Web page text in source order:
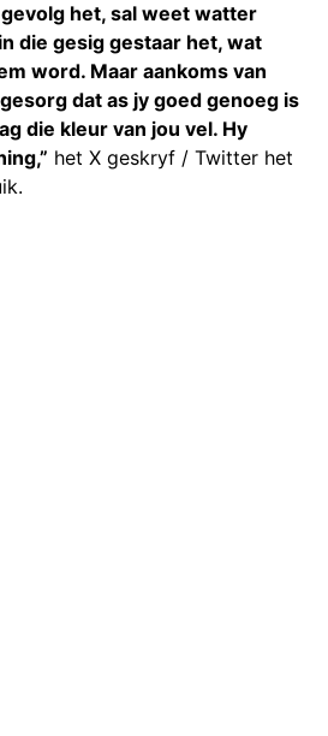
het, sal weet watter
die gesig gestaar het, wat
word. Maar aankoms van
dat as jy goed genoeg is
die kleur van jou vel. Hy
het X geskryf / Twitter het